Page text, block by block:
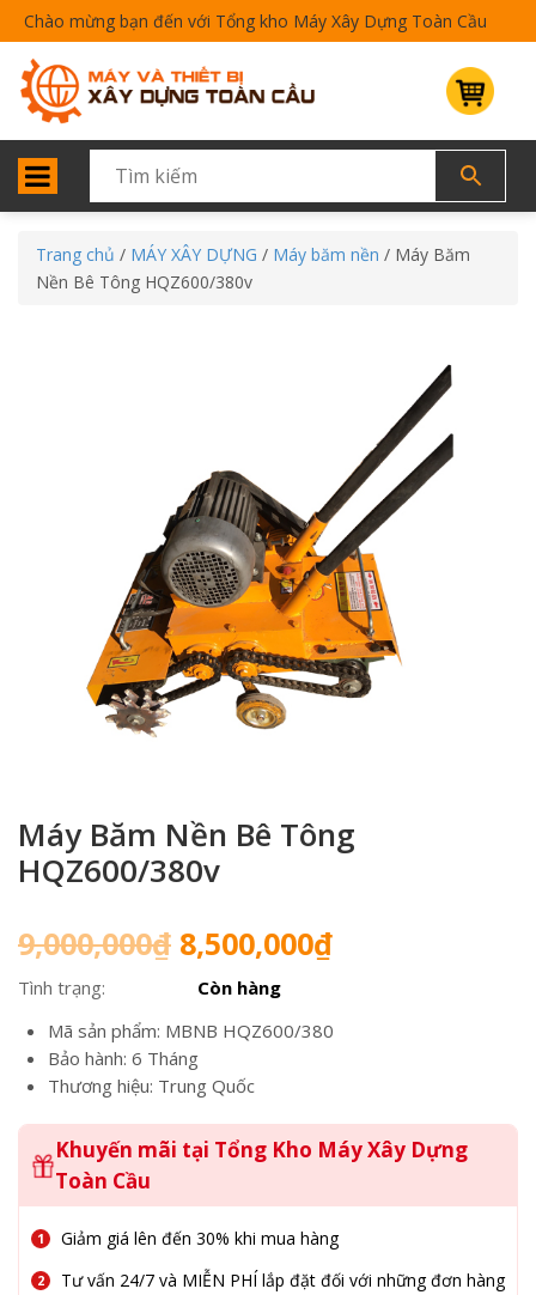
Chào mừng bạn đến với Tổng kho Máy Xây Dựng Toàn Cầu
Trang chủ / MÁY XÂY DỰNG / Máy băm nền / Máy Băm
Nền Bê Tông HQZ600/380v
Máy Băm Nền Bê Tông
HQZ600/380v
9,000,000₫ Giá
gốc
là:
9,000,000₫.
8,500,000₫Giá
là:
Tình trạng:
Còn hàng
Mã sản phẩm: MBNB HQZ600/380
Bảo hành: 6 Tháng
Thương hiệu: Trung Quốc
Khuyến mãi tại Tổng Kho Máy Xây Dựng
Toàn Cầu
Giảm giá lên đến 30% khi mua hàng
Tư vấn 24/7 và MIỄN PHÍ lắp đặt đối với những đơn hàng